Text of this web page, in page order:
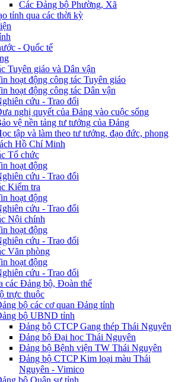
Các Đảng bộ Phường, Xã
tỉnh qua các thời kỳ
- Quốc tế
Tuyên giáo và Dân vận
hoạt động công tác Tuyên giáo
hoạt động công tác Dân vận
cứu - Trao đổi
nghị quyết của Đảng vào cuộc sống
vệ nền tảng tư tưởng của Đảng
tập và làm theo tư tưởng, đạo đức, phong
Hồ Chí Minh
Tổ chức
hoạt động
cứu - Trao đổi
Kiểm tra
hoạt động
cứu - Trao đổi
Nội chính
hoạt động
cứu - Trao đổi
Văn phòng
hoạt động
cứu - Trao đổi
các Đảng bộ, Đoàn thể
trực thuộc
bộ các cơ quan Đảng tỉnh
bộ UBND tỉnh
Đảng bộ CTCP Gang thép Thái Nguyên
Đảng bộ Đại học Thái Nguyên
Đảng bộ Bệnh viện TW Thái Nguyên
Đảng bộ CTCP Kim loại màu Thái
Nguyên - Vimico
bộ Quân sự tỉnh